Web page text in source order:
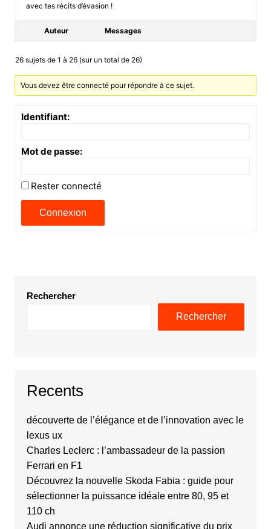
avec tes récits d’évasion !
Auteur Messages
26 sujets de 1 à 26 (sur un total de 26)
Vous devez être connecté pour répondre à ce sujet.
Identifiant:
Mot de passe:
Rester connecté
Connexion
Rechercher
Rechercher
Recents
découverte de l’élégance et de l’innovation avec le
lexus ux
Charles Leclerc : l’ambassadeur de la passion
Ferrari en F1
Découvrez la nouvelle Skoda Fabia : guide pour
sélectionner la puissance idéale entre 80, 95 et
110 ch
Audi annonce une réduction significative du prix